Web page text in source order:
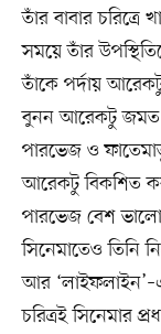
তাঁর বাবার
সময়ে তাঁর
তাঁকে পর্দায়
বুনন আরেকটু জমত।
পারভেজ ও
আরেকটু বিকশিত
পারভেজ বেশ
সিনেমাতেও তিনি
আর
চরিত্রই সিনেমার